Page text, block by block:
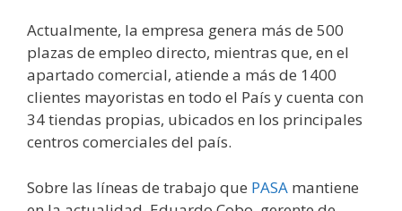
Actualmente, la empresa genera más de 500
plazas de empleo directo, mientras que, en el
apartado comercial, atiende a más de 1400
clientes mayoristas en todo el País y cuenta con
34 tiendas propias, ubicados en los principales
centros comerciales del país.
Sobre las líneas de trabajo que PASA mantiene